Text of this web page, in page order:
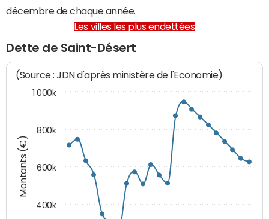
décembre de chaque année.
Les villes les plus endettées
Dette de Saint-Désert
Montants (€)
(Source : JDN d'après ministère de l'Economie)
400k
600k
800k
1 000k